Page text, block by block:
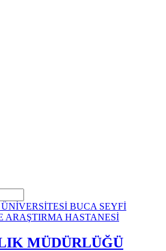
MÜDÜRLÜĞÜ